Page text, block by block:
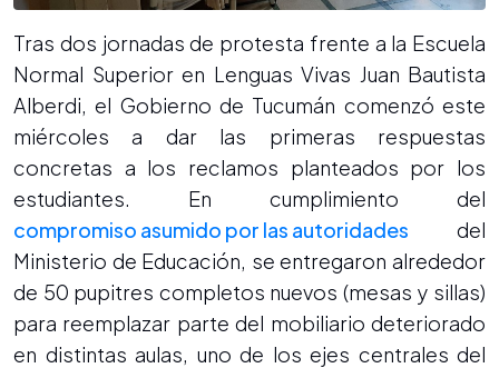
Tras dos jornadas de protesta frente a la Escuela
Normal Superior en Lenguas Vivas Juan Bautista
Alberdi, el Gobierno de Tucumán comenzó este
miércoles a dar las primeras respuestas
concretas a los reclamos planteados por los
estudiantes. En cumplimiento del
compromiso asumido por las autoridades del
Ministerio de Educación, se entregaron alrededor
de 50 pupitres completos nuevos (mesas y sillas)
para reemplazar parte del mobiliario deteriorado
en distintas aulas, uno de los ejes centrales del